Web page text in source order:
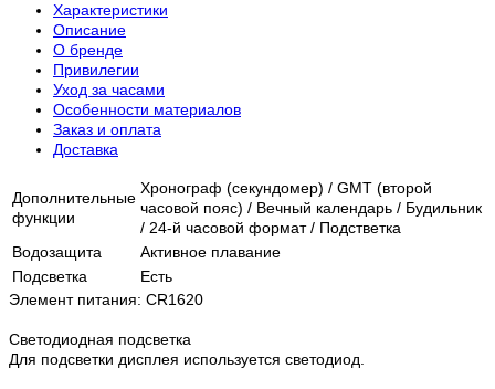
Характеристики
Описание
О бренде
Привилегии
Уход за часами
Особенности материалов
Заказ и оплата
Доставка
Дополнительные
функции
Хронограф (секундомер) / GMT (второй
часовой пояс) / Вечный календарь / Будильник
/ 24-й часовой формат / Подстветка
Водозащита
Активное плавание
Подсветка
Есть
Элемент питания: CR1620
Светодиодная подсветка
Для подсветки дисплея используется светодиод.